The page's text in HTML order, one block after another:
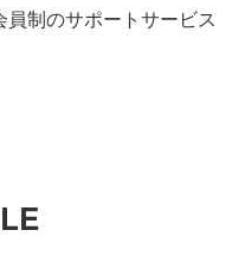
制のサポートサービス